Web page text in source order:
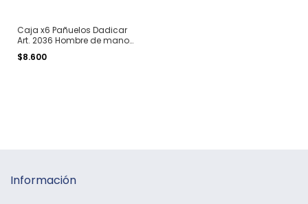
Caja x6 Pañuelos Dadicar
Art. 2036 Hombre de mano
40x40cm rayados y lisos
$8.600
Información